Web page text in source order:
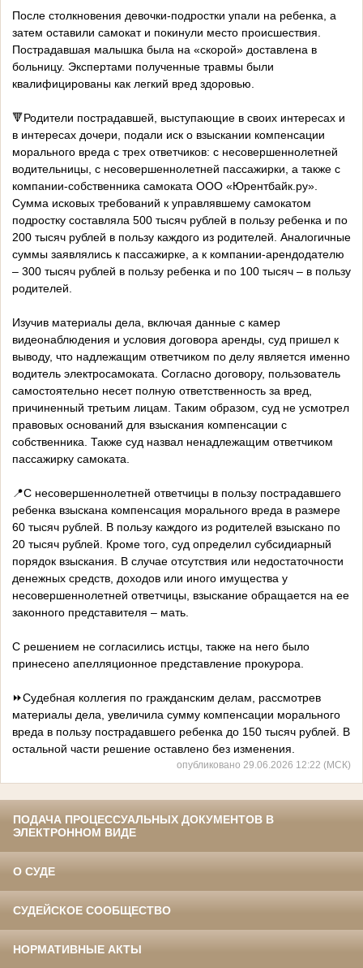
После столкновения девочки-подростки упали на ребенка, а
затем оставили самокат и покинули место происшествия.
Пострадавшая малышка была на «скорой» доставлена в
больницу. Экспертами полученные травмы были
квалифицированы как легкий вред здоровью.
🔻Родители пострадавшей, выступающие в своих интересах и
в интересах дочери, подали иск о взыскании компенсации
морального вреда с трех ответчиков: с несовершеннолетней
водительницы, с несовершеннолетней пассажирки, а также с
компании-собственника самоката ООО «Юрентбайк.ру».
Сумма исковых требований к управлявшему самокатом
подростку составляла 500 тысяч рублей в пользу ребенка и по
200 тысяч рублей в пользу каждого из родителей. Аналогичные
суммы заявлялись к пассажирке, а к компании-арендодателю
– 300 тысяч рублей в пользу ребенка и по 100 тысяч – в пользу
родителей.
Изучив материалы дела, включая данные с камер
видеонаблюдения и условия договора аренды, суд пришел к
выводу, что надлежащим ответчиком по делу является именно
водитель электросамоката. Согласно договору, пользователь
самостоятельно несет полную ответственность за вред,
причиненный третьим лицам. Таким образом, суд не усмотрел
правовых оснований для взыскания компенсации с
собственника. Также суд назвал ненадлежащим ответчиком
пассажирку самоката.
📍С несовершеннолетней ответчицы в пользу пострадавшего
ребенка взыскана компенсация морального вреда в размере
60 тысяч рублей. В пользу каждого из родителей взыскано по
20 тысяч рублей. Кроме того, суд определил субсидиарный
порядок взыскания. В случае отсутствия или недостаточности
денежных средств, доходов или иного имущества у
несовершеннолетней ответчицы, взыскание обращается на ее
законного представителя – мать.
С решением не согласились истцы, также на него было
принесено апелляционное представление прокурора.
⏩Судебная коллегия по гражданским делам, рассмотрев
материалы дела, увеличила сумму компенсации морального
вреда в пользу пострадавшего ребенка до 150 тысяч рублей. В
остальной части решение оставлено без изменения.
опубликовано 29.06.2026 12:22 (МСК)
ПОДАЧА ПРОЦЕССУАЛЬНЫХ ДОКУМЕНТОВ В
ЭЛЕКТРОННОМ ВИДЕ
О СУДЕ
СУДЕЙСКОЕ СООБЩЕСТВО
НОРМАТИВНЫЕ АКТЫ